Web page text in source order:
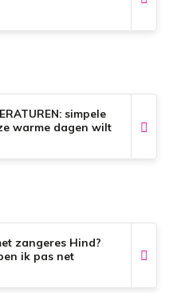
simpele
warme dagen wilt
zangeres Hind?
ik pas net